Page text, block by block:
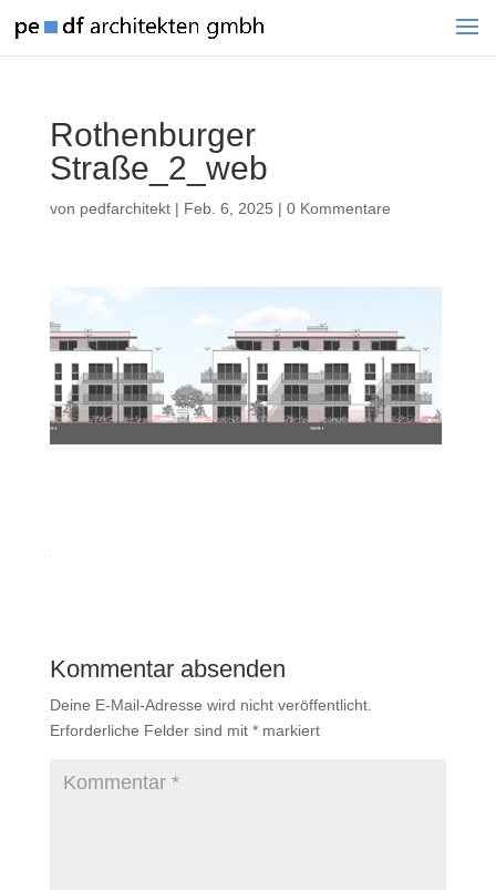
Rothenburger
Straße_2_web
von pedfarchitekt| Feb. 6, 2025 | 0 Kommentare
Kommentar absenden
Deine E-Mail-Adresse wird nicht veröffentlicht.
Erforderliche Felder sind mit *markiert